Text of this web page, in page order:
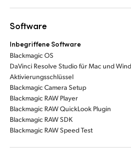
Software
Inbegriffene Software
Blackmagic OS
DaVinci Resolve Studio für Mac und
Aktivierungsschlüssel
Blackmagic Camera Setup
Blackmagic RAW Player
Blackmagic RAW QuickLook Plugin
Blackmagic RAW SDK
Blackmagic RAW Speed Test